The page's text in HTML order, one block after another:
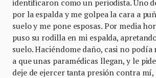
identificaron como un periodista. Uno
por la espalda y me golpea la cara a
suelo y me pone esposas. Por media
puso su rodilla en mi espalda,
suelo. Haciéndome daño, casi no podía
a que unas paramédicas llegan, y le
deje de ejercer tanta presión contra mí,